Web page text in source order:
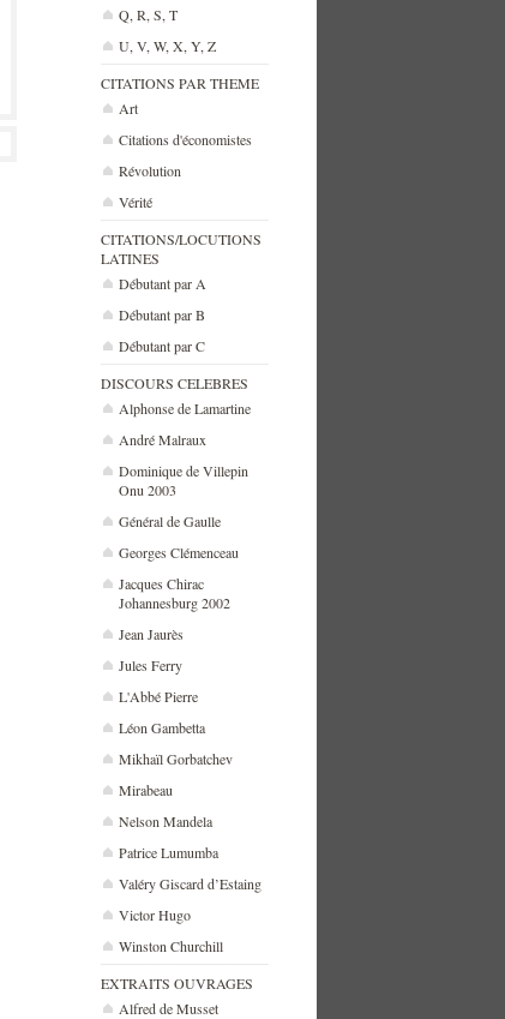
Q, R, S, T
U, V, W, X, Y, Z
CITATIONS PAR THEME
Art
Citations d'économistes
Révolution
Vérité
CITATIONS/LOCUTIONS
LATINES
Débutant par A
Débutant par B
Débutant par C
DISCOURS CELEBRES
Alphonse de Lamartine
André Malraux
Dominique de Villepin
Onu 2003
Général de Gaulle
Georges Clémenceau
Jacques Chirac
Johannesburg 2002
Jean Jaurès
Jules Ferry
L'Abbé Pierre
Léon Gambetta
Mikhaïl Gorbatchev
Mirabeau
Nelson Mandela
Patrice Lumumba
Valéry Giscard d’Estaing
Victor Hugo
Winston Churchill
EXTRAITS OUVRAGES
Alfred de Musset